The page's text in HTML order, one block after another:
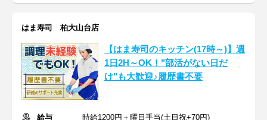
はま寿司 柏大山台店
【はま寿司のキッチン(17時～)】週
1日2H～OK！"部活がない日だ
け"も大歓迎♪履歴書不要
給与
時給1200円＋曜日手当(土日祝+70円)